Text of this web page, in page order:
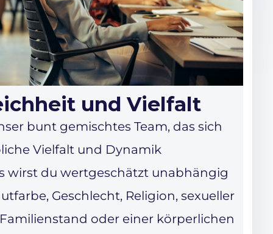
und Vielfalt
bunt gemischtes Team, das sich
Vielfalt und Dynamik
wirst du wertgeschätzt unabhängig
Geschlecht, Religion, sexueller
oder einer körperlichen